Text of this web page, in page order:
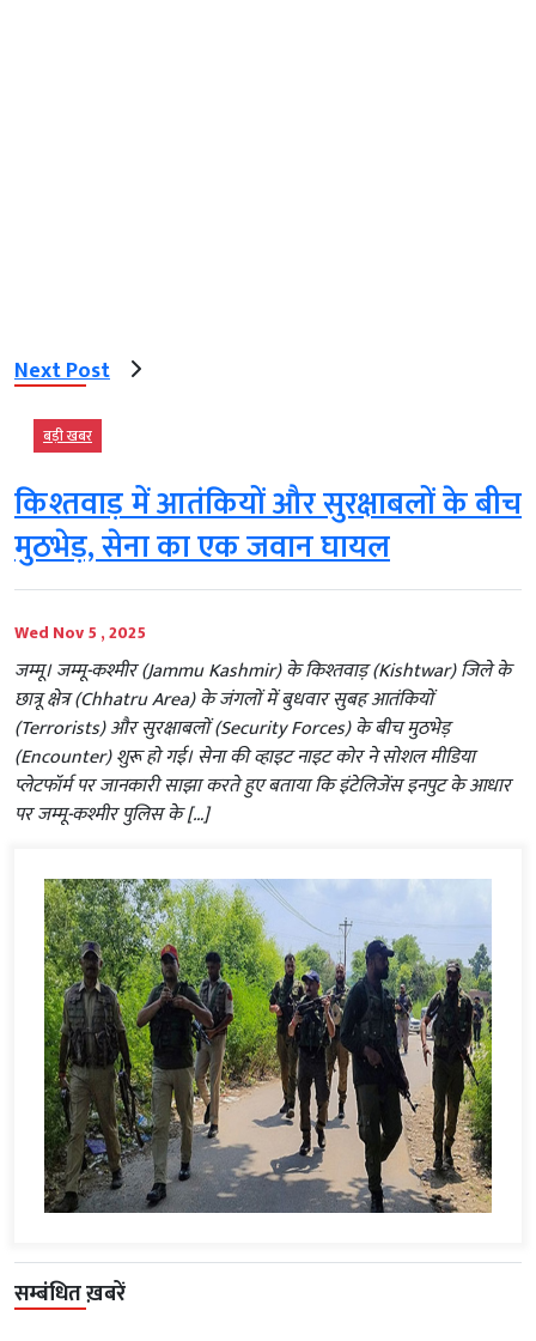
Next Post
बड़ी खबर
किश्तवाड़ में आतंकियों और सुरक्षाबलों के बीच
मुठभेड़, सेना का एक जवान घायल
Wed Nov 5 , 2025
जम्मू। जम्मू-कश्मीर (Jammu Kashmir) के किश्तवाड़ (Kishtwar) जिले के
छात्रू क्षेत्र (Chhatru Area) के जंगलों में बुधवार सुबह आतंकियों
(Terrorists) और सुरक्षाबलों (Security Forces) के बीच मुठभेड़
(Encounter) शुरू हो गई। सेना की व्हाइट नाइट कोर ने सोशल मीडिया
प्लेटफॉर्म पर जानकारी साझा करते हुए बताया कि इंटेलिजेंस इनपुट के आधार
पर जम्मू-कश्मीर पुलिस के […]
सम्बंधित ख़बरें